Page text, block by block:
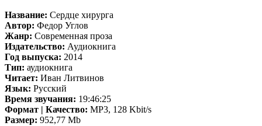
Название: Сердце хирурга
Автор: Федор Углов
Жанр: Современная проза
Издательство: Аудиокнига
Год выпуска: 2014
Тип: аудиокнига
Читает: Иван Литвинов
Язык: Русский
Время звучания: 19:46:25
Формат | Качество: MP3, 128 Kbit/s
Размер: 952,77 Mb